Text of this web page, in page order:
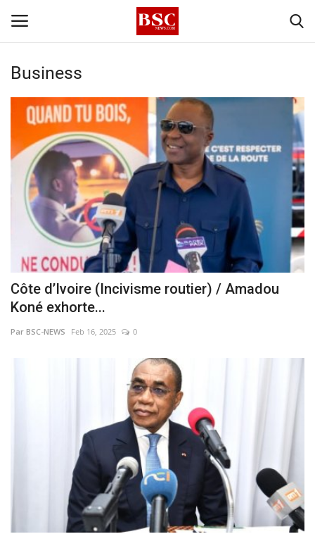
Accueil
Contact
A propos
Signature
Témoignage
Business
Culture
Business
Côte d’Ivoire (Incivisme routier) / Amadou
Koné exhorte...
Par BSC-NEWS Feb 16, 2025 0